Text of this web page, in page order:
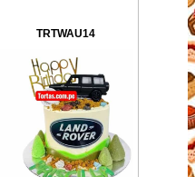
TRTWAU14